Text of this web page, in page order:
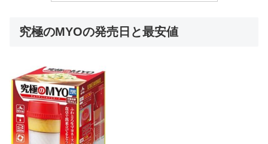
究極のMYOの発売日と最安値